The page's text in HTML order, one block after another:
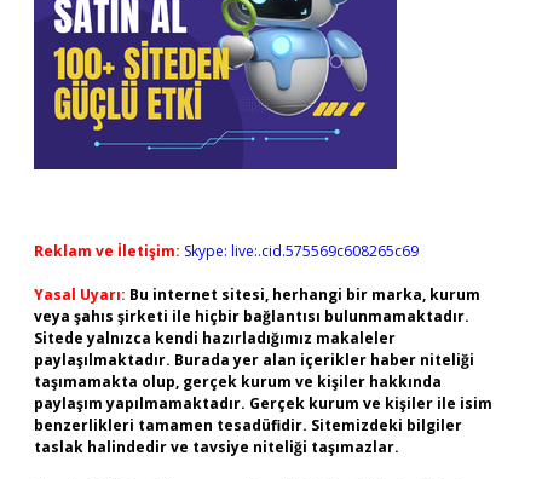
Reklam ve İletişim: Skype: live:.cid.575569c608265c69
Yasal Uyarı: Bu internet sitesi, herhangi bir marka, kurum
veya şahıs şirketi ile hiçbir bağlantısı bulunmamaktadır.
Sitede yalnızca kendi hazırladığımız makaleler
paylaşılmaktadır. Burada yer alan içerikler haber niteliği
taşımamakta olup, gerçek kurum ve kişiler hakkında
paylaşım yapılmamaktadır. Gerçek kurum ve kişiler ile isim
benzerlikleri tamamen tesadüfidir. Sitemizdeki bilgiler
taslak halindedir ve tavsiye niteliği taşımazlar.